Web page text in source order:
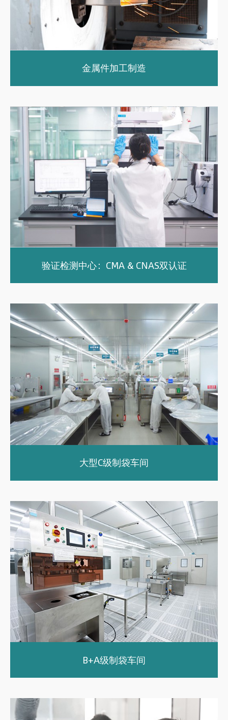
金属件加工制造
验证检测中心：CMA & CNAS双认证
大型C级制袋车间
B+A级制袋车间